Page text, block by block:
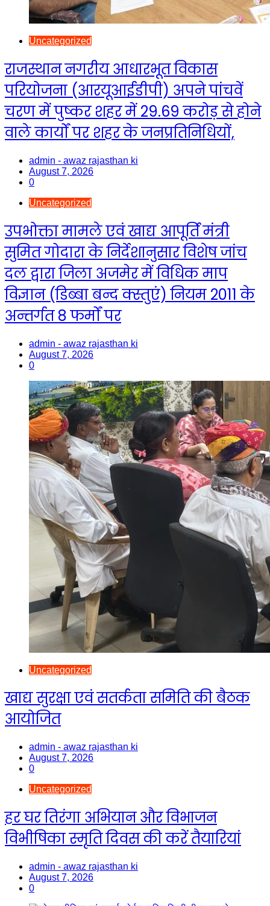
Uncategorized
राजस्थान नगरीय आधारभूत विकास
परियोजना (आरयूआईडीपी) अपने पांचवें
चरण में पुष्कर शहर में 29.69 करोड़ से होने
वाले कार्यों पर शहर के जनप्रतिनिधियों,
admin - awaz rajasthan ki
August 7, 2026
0
Uncategorized
उपभोक्ता मामले एवं खाद्य आपूर्ति मंत्री
सुमित गोदारा के निर्देशानुसार विशेष जांच
दल द्वारा जिला अजमेर में विधिक माप
विज्ञान (डिब्बा बन्द क्स्तुएं) नियम 2011 के
अन्तर्गत 8 फर्मों पर
admin - awaz rajasthan ki
August 7, 2026
0
Uncategorized
खाद्य सुरक्षा एवं सतर्कता समिति की बैठक
आयोजित
admin - awaz rajasthan ki
August 7, 2026
0
Uncategorized
हर घर तिरंगा अभियान और विभाजन
विभीषिका स्मृति दिवस की करें तैयारियां
admin - awaz rajasthan ki
August 7, 2026
0